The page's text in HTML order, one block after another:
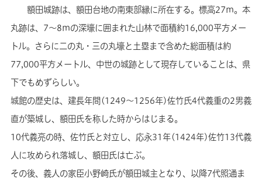
額田城跡は、額田台地の南東部縁に所在する。標高27m。本
丸跡は、7～8mの深壕に囲まれた山林で面積約16,000平方メー
トル。さらに二の丸・三の丸壕と土塁まで含めた総面積は約
77,000平方メートル、中世の城跡として現存していることは、県
下でもめずらしい。
城館の歴史は、建長年間(1249～1256年)佐竹氏4代義重の2男義
直が築城し、額田氏を称した時からはじまる。
10代義亮の時、佐竹氏と対立し、応永31年(1424年)佐竹13代義
人に攻められ落城し、額田氏は亡ぶ。
その後、義人の家臣小野崎氏が額田城主となり、以降7代照通ま